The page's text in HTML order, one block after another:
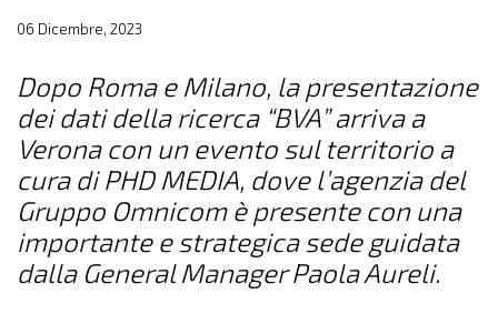
06 Dicembre, 2023
Dopo Roma e Milano, la presentazione
dei dati della ricerca “BVA” arriva a
Verona con un evento sul territorio a
cura di PHD MEDIA, dove l’agenzia del
Gruppo Omnicom è presente con una
importante e strategica sede guidata
dalla General Manager Paola Aureli.